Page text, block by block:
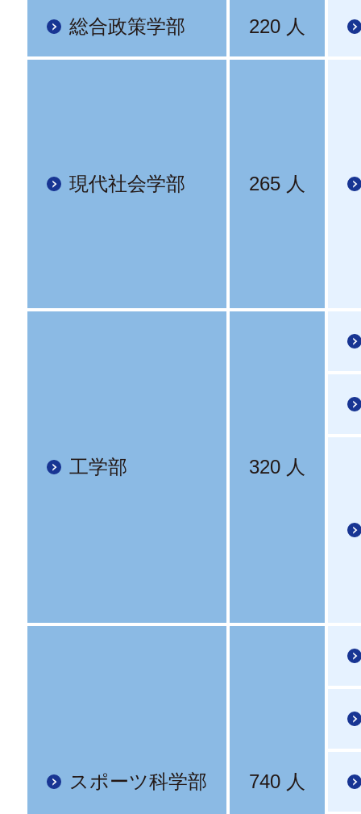
総合政策学部 220 人
現代社会学部 265 人
工学部 320 人
スポーツ科学部 740 人